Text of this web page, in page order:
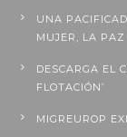
UNA
MUJER, LA
DESCARGA EL
FLOTACIÓN’
MIGREUROP